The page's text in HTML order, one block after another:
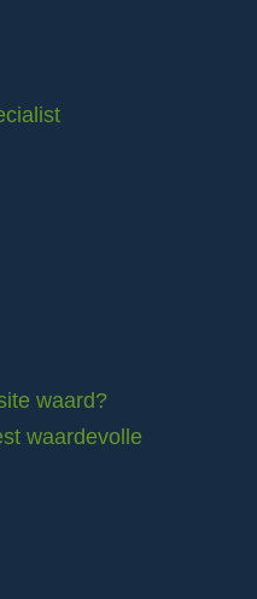
waard?
waardevolle